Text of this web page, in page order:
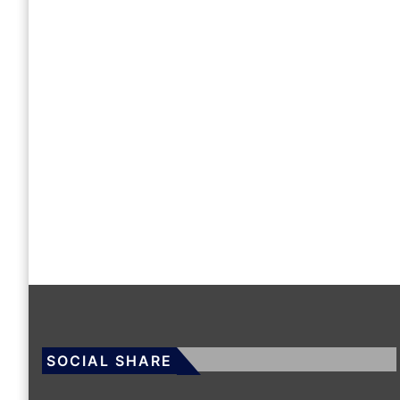
SOCIAL SHARE